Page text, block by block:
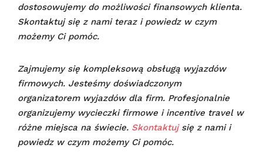
dostosowujemy do możliwości finansowych klienta.
Skontaktuj się z nami teraz i powiedz w czym
możemy Ci pomóc.
Zajmujemy się kompleksową obsługą wyjazdów
firmowych. Jesteśmy doświadczonym
organizatorem wyjazdów dla firm. Profesjonalnie
organizujemy wycieczki firmowe i incentive travel w
różne miejsca na świecie. Skontaktujsię z nami i
powiedz w czym możemy Ci pomóc.